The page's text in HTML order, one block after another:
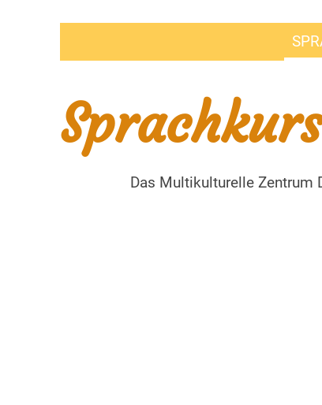
Sprachkurs
Das Multikulturelle Zentrum